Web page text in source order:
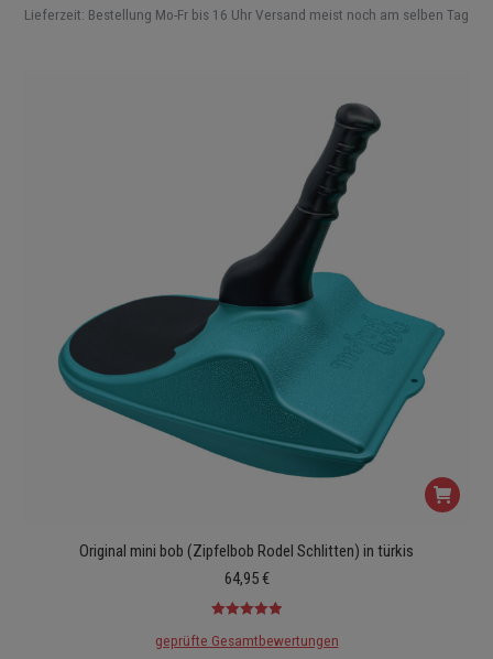
Lieferzeit: Bestellung Mo-Fr bis 16 Uhr Versand meist noch am selben Tag
Original mini bob (Zipfelbob Rodel Schlitten) in türkis
64,95€
5.00von 5
geprüfte Gesamtbewertungen